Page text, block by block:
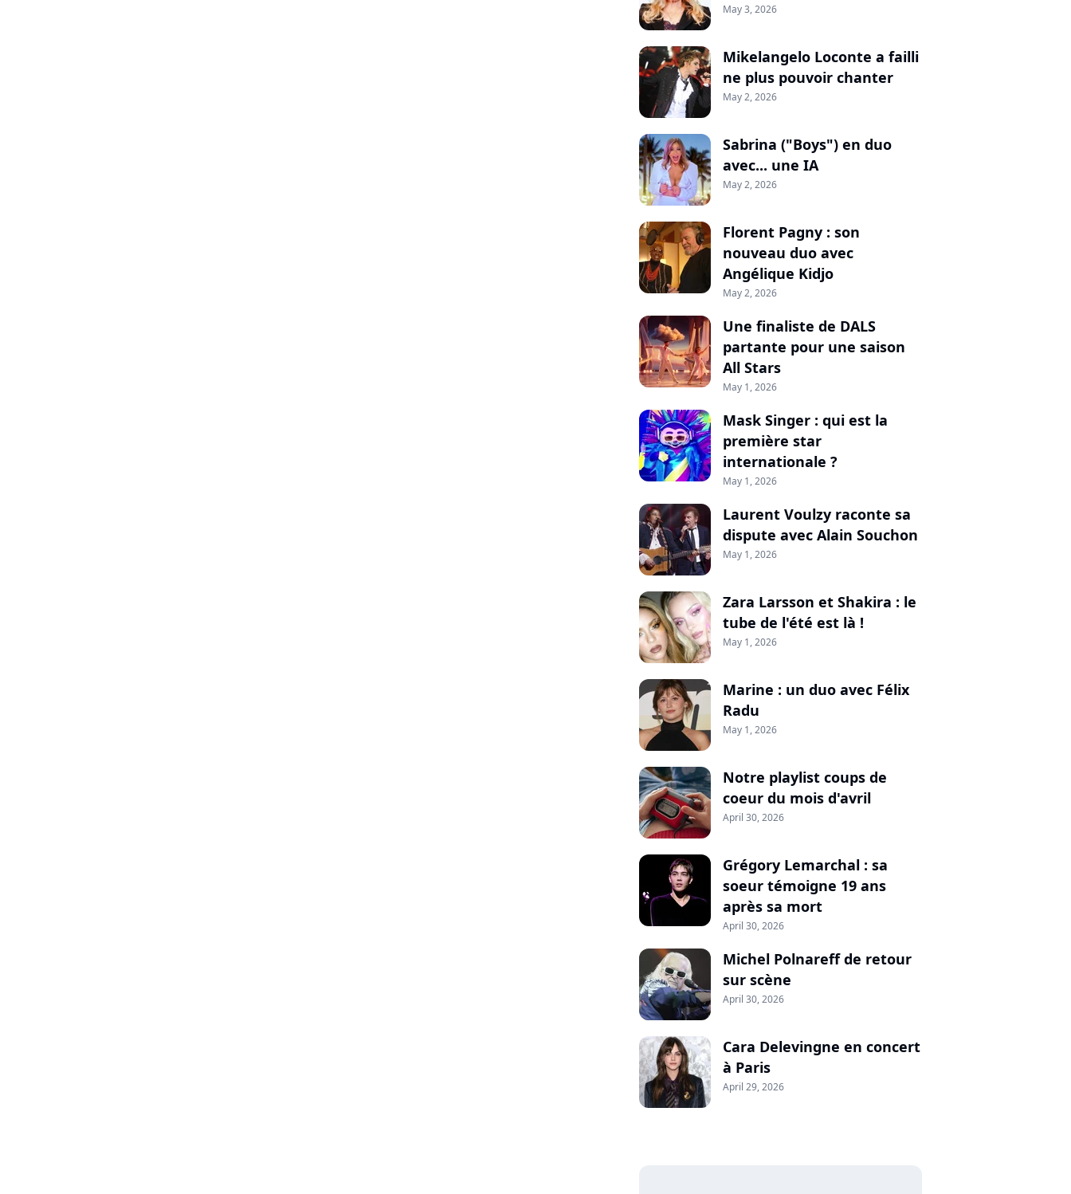
May 3, 2026
Mikelangelo Loconte a failli
ne plus pouvoir chanter
May 2, 2026
Sabrina ("Boys") en duo
avec... une IA
May 2, 2026
Florent Pagny : son
nouveau duo avec
Angélique Kidjo
May 2, 2026
Une finaliste de DALS
partante pour une saison
All Stars
May 1, 2026
Mask Singer : qui est la
première star
internationale ?
May 1, 2026
Laurent Voulzy raconte sa
dispute avec Alain Souchon
May 1, 2026
Zara Larsson et Shakira : le
tube de l'été est là !
May 1, 2026
Marine : un duo avec Félix
Radu
May 1, 2026
Notre playlist coups de
coeur du mois d'avril
April 30, 2026
Grégory Lemarchal : sa
soeur témoigne 19 ans
après sa mort
April 30, 2026
Michel Polnareff de retour
sur scène
April 30, 2026
Cara Delevingne en concert
à Paris
April 29, 2026